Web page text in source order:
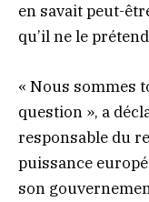
en savait peut-
qu’il ne le
« Nous sommes
question », a
responsable du
puissance
son